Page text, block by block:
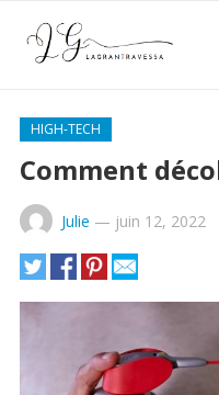
HIGH-TECH
Comment
Julie — juin 12, 2022